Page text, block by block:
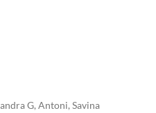
G, Antoni, Savina